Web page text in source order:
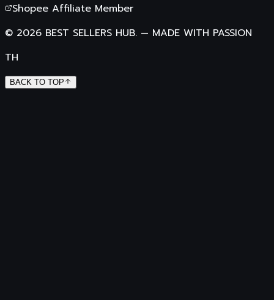
Shopee Affiliate Member
© 2026 BEST SELLERS HUB. — MADE WITH PASSION
TH
BACK TO TOP